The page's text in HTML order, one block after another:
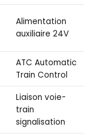
Alimentation
auxiliaire 24V
ATC Automatic
Train Control
Liaison voie-
train
signalisation